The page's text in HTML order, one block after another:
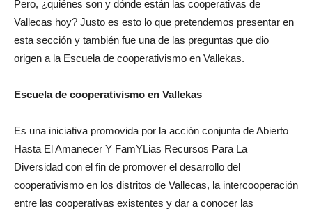
Pero, ¿quiénes son y dónde están las cooperativas de
Vallecas hoy? Justo es esto lo que pretendemos presentar en
esta sección y también fue una de las preguntas que dio
origen a la Escuela de cooperativismo en Vallekas.
Escuela de cooperativismo en Vallekas
Es una iniciativa promovida por la acción conjunta de Abierto
Hasta El Amanecer Y FamYLias Recursos Para La
Diversidad con el fin de promover el desarrollo del
cooperativismo en los distritos de Vallecas, la intercooperación
entre las cooperativas existentes y dar a conocer las